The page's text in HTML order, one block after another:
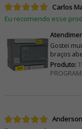
Carlos
Eu recomendo esse
Gostei
braços
Produto: